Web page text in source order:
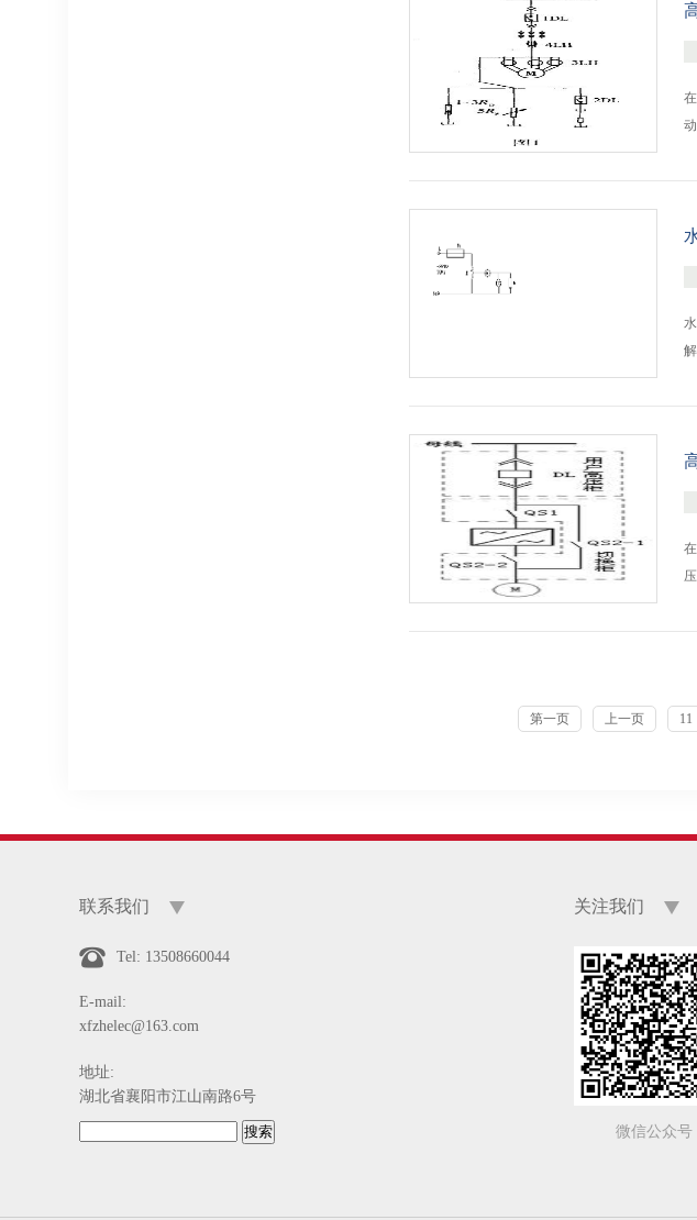
第一页 上一页 11
联系我们
Tel: 13508660044
E-mail:
xfzhelec@163.com
地址:
湖北省襄阳市江山南路6号
关注我们
微信公众号